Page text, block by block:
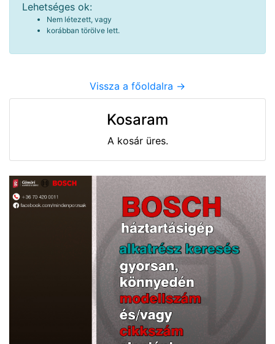
Lehetséges ok:
Nem létezett, vagy
korábban törölve lett.
Vissza a főoldalra ->
Kosaram
A kosár üres.